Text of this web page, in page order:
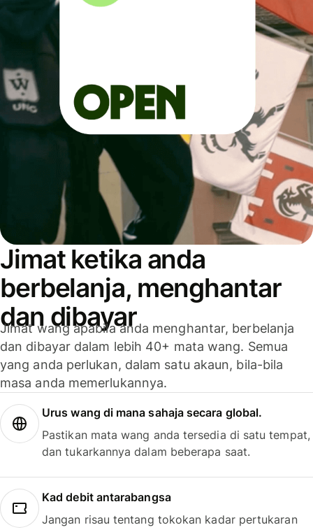
Jimat ketika anda
berbelanja, menghantar
dan dibayar
Jimat wang apabila anda menghantar, berbelanja
dan dibayar dalam lebih 40+ mata wang. Semua
yang anda perlukan, dalam satu akaun, bila-bila
masa anda memerlukannya.
Urus wang di mana sahaja secara global.
Pastikan mata wang anda tersedia di satu tempat,
dan tukarkannya dalam beberapa saat.
Kad debit antarabangsa
Jangan risau tentang tokokan kadar pertukaran